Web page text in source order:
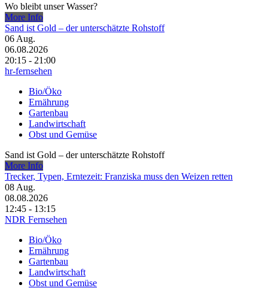
Wo bleibt unser Wasser?
More Info
Sand ist Gold – der unterschätzte Rohstoff
06 Aug.
06.08.2026
20:15 - 21:00
hr-fernsehen
Bio/Öko
Ernährung
Gartenbau
Landwirtschaft
Obst und Gemüse
Sand ist Gold – der unterschätzte Rohstoff
More Info
Trecker, Typen, Erntezeit: Franziska muss den Weizen retten
08 Aug.
08.08.2026
12:45 - 13:15
NDR Fernsehen
Bio/Öko
Ernährung
Gartenbau
Landwirtschaft
Obst und Gemüse